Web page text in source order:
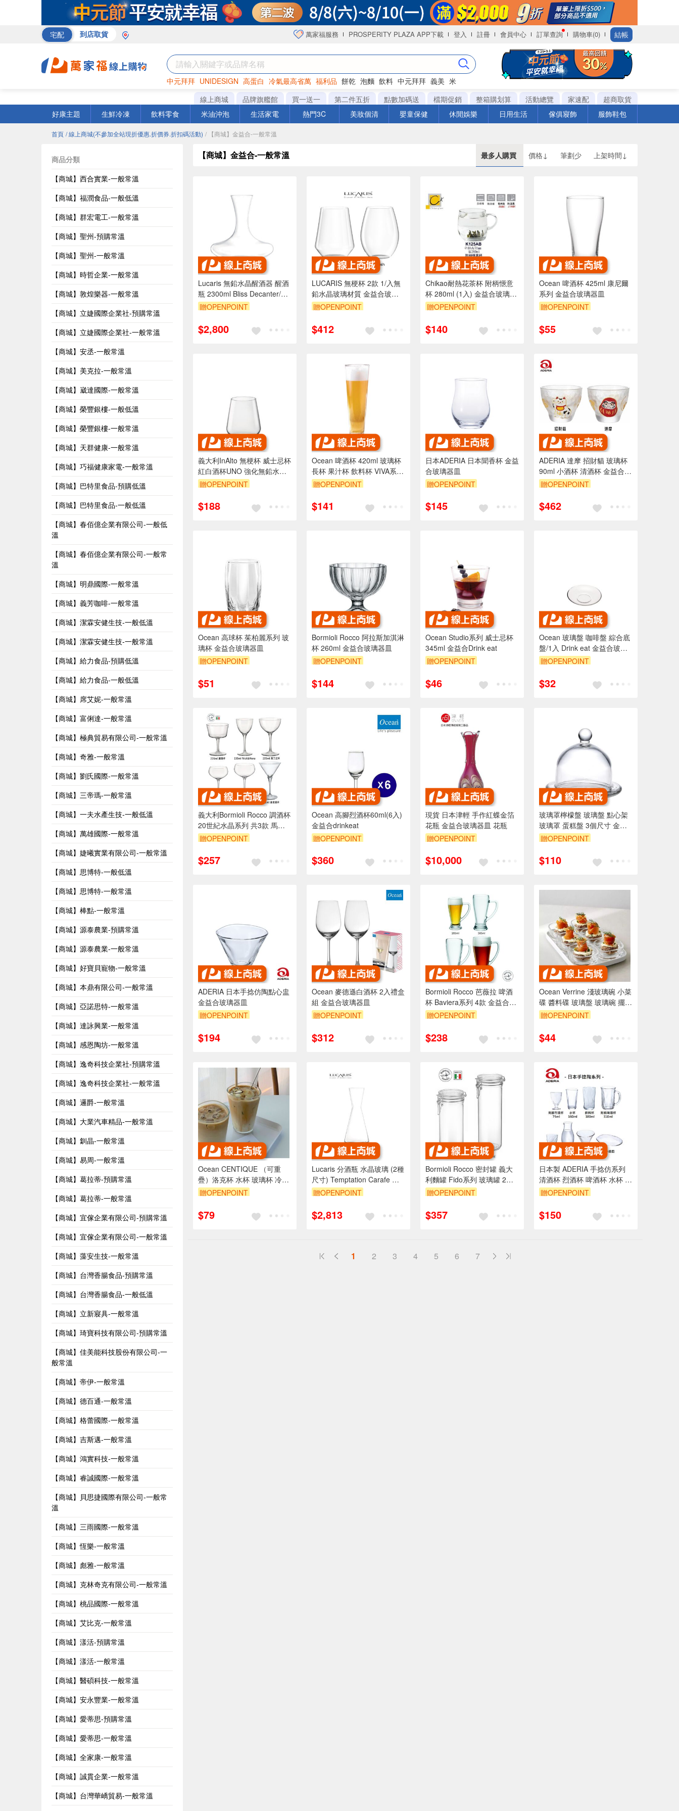
宅配 到店取貨 萬家福服務 PROSPERITY PLAZA APP下載 登入 註冊 會員中心 訂單查詢 購物車(0) 結帳
中元拜拜 UNIDESIGN 高蛋白 冷氣最高省萬 福利品 餅乾 泡麵 飲料 中元拜拜 義美 米
罐頭 咖啡 海苔
線上商城 品牌旗艦館 買一送一 第二件五折 點數加碼送 檔期促銷 整箱購划算 活動總覽 家速配
超商取貨
好康主題
生鮮冷凍 飲料零食 米油沖泡 生活家電 熱門3C 美妝個清 嬰童保健 休閒娛樂 日用生活 傢俱寢飾 服飾鞋包
首頁 / 線上商城(不參加全站現折優惠.折價券.折扣碼活動) / 【商城】金益合-一般常溫
商品分類
【商城】西合實業-一般常溫
【商城】福潤食品-一般低溫
【商城】群宏電工-一般常溫
【商城】聖州-預購常溫
【商城】聖州-一般常溫
【商城】時哲企業-一般常溫
【商城】敦煌樂器-一般常溫
【商城】立婕國際企業社-預購常溫
【商城】立婕國際企業社-一般常溫
【商城】安丞-一般常溫
【商城】美克拉-一般常溫
【商城】崴達國際-一般常溫
【商城】榮豐銀樓-一般低溫
【商城】榮豐銀樓-一般常溫
【商城】天群健康-一般常溫
【商城】巧福健康家電-一般常溫
【商城】巴特里食品-預購低溫
【商城】巴特里食品-一般低溫
【商城】春佰億企業有限公司-一般低
溫
【商城】春佰億企業有限公司-一般常
溫
【商城】明鼎國際-一般常溫
【商城】義芳咖啡-一般常溫
【商城】潔霖安健生技-一般低溫
【商城】潔霖安健生技-一般常溫
【商城】給力食品-預購低溫
【商城】給力食品-一般低溫
【商城】席艾妮-一般常溫
【商城】富俐達-一般常溫
【商城】極典貿易有限公司-一般常溫
【商城】奇雅-一般常溫
【商城】劉氏國際-一般常溫
【商城】三帝瑪-一般常溫
【商城】一夫水產生技-一般低溫
【商城】萬雄國際-一般常溫
【商城】婕曦實業有限公司-一般常溫
【商城】思博特-一般低溫
【商城】思博特-一般常溫
【商城】棒點-一般常溫
【商城】源泰農業-預購常溫
【商城】源泰農業-一般常溫
【商城】好寶貝寵物-一般常溫
【商城】本鼎有限公司-一般常溫
【商城】亞諾思特-一般常溫
【商城】達詠興業-一般常溫
【商城】感恩陶坊-一般常溫
【商城】逸奇科技企業社-預購常溫
【商城】逸奇科技企業社-一般常溫
【商城】邏爵-一般常溫
【商城】大業汽車精品-一般常溫
【商城】釧晶-一般常溫
【商城】易周-一般常溫
【商城】葛拉蒂-預購常溫
【商城】葛拉蒂-一般常溫
【商城】宜傢企業有限公司-預購常溫
【商城】宜傢企業有限公司-一般常溫
【商城】藻安生技-一般常溫
【商城】台灣香腸食品-預購常溫
【商城】台灣香腸食品-一般低溫
【商城】立新寢具-一般常溫
【商城】琦寶科技有限公司-預購常溫
【商城】佳美能科技股份有限公司-一
般常溫
【商城】帝伊-一般常溫
【商城】德百通-一般常溫
【商城】格蕾國際-一般常溫
【商城】吉斯邁-一般常溫
【商城】鴻實科技-一般常溫
【商城】睿誠國際-一般常溫
【商城】貝思捷國際有限公司-一般常
溫
【商城】三雨國際-一般常溫
【商城】恆樂-一般常溫
【商城】彪雅-一般常溫
【商城】克林奇克有限公司-一般常溫
【商城】桃品國際-一般常溫
【商城】艾比克-一般常溫
【商城】漾活-預購常溫
【商城】漾活-一般常溫
【商城】醫碩科技-一般常溫
【商城】安永豐業-一般常溫
【商城】愛蒂思-預購常溫
【商城】愛蒂思-一般常溫
【商城】全家康-一般常溫
【商城】誠貫企業-一般常溫
【商城】台灣華嶠貿易-一般常溫
【商城】金益合-一般常溫 最多人購買 價格↓ 筆劃少 上架時間↓
Lucaris 無鉛水晶醒酒器 醒酒
瓶 2300ml Bliss Decanter/L
金益合玻璃器皿
贈OPENPOINT
$2,800
LUCARIS 無梗杯 2款 1/入無
鉛水晶玻璃材質 金益合玻璃
器皿
贈OPENPOINT
$412
Chikao耐熱花茶杯 附柄愜意
杯 280ml (1入) 金益合玻璃器
皿
贈OPENPOINT
$140
Ocean 啤酒杯 425ml 康尼爾
系列 金益合玻璃器皿
贈OPENPOINT
$55
義大利InAlto 無梗杯 威士忌杯
紅白酒杯UNO 強化無鉛水晶
340ml 金益合玻璃器皿
贈OPENPOINT
$188
Ocean 啤酒杯 420ml 玻璃杯
長杯 果汁杯 飲料杯 VIVA系列
金益合玻璃器皿
贈OPENPOINT
$141
日本ADERIA 日本聞香杯 金益
合玻璃器皿
贈OPENPOINT
$145
ADERIA 達摩 招財貓 玻璃杯
90ml 小酒杯 清酒杯 金益合玻
璃器皿
贈OPENPOINT
$462
Ocean 高球杯 茱柏麗系列 玻
璃杯 金益合玻璃器皿
贈OPENPOINT
$51
Bormioli Rocco 阿拉斯加淇淋
杯 260ml 金益合玻璃器皿
贈OPENPOINT
$144
Ocean Studio系列 威士忌杯
345ml 金益合Drink eat
贈OPENPOINT
$46
Ocean 玻璃盤 咖啡盤 綜合底
盤/1入 Drink eat 金益合玻璃
器皿
贈OPENPOINT
$32
義大利Bormioli Rocco 調酒杯
20世紀水晶系列 共3款 馬丁
尼杯 尼克諾拉 Fizz費士
贈OPENPOINT
$257
Ocean 高腳烈酒杯60ml(6入)
金益合drinkeat
贈OPENPOINT
$360
現貨 日本津輕 手作紅蝶金箔
花瓶 金益合玻璃器皿 花瓶
贈OPENPOINT
$10,000
玻璃罩檸檬盤 玻璃盤 點心架
玻璃罩 蛋糕盤 3個尺寸 金益
合玻璃器皿
贈OPENPOINT
$110
ADERIA 日本手捻仿陶點心盅
金益合玻璃器皿
贈OPENPOINT
$194
Ocean 麥德遜白酒杯 2入禮盒
組 金益合玻璃器皿
贈OPENPOINT
$312
Bormioli Rocco 芭薇拉 啤酒
杯 Baviera系列 4款 金益合玻
璃器皿
贈OPENPOINT
$238
Ocean Verrine 淺玻璃碗 小菜
碟 醬料碟 玻璃盤 玻璃碗 擺盤
共三款 金益合
贈OPENPOINT
$44
Ocean CENTIQUE （可重
疊）洛克杯 水杯 玻璃杯 冷飲
杯 飲料杯 Drinkeat金益合
贈OPENPOINT
$79
Lucaris 分酒瓶 水晶玻璃 (2種
尺寸) Temptation Carafe 金
益合玻璃器皿
贈OPENPOINT
$2,813
Bormioli Rocco 密封罐 義大
利麵罐 Fido系列 玻璃罐 2種
尺寸 金益合Drink eat
贈OPENPOINT
$357
日本製 ADERIA 手捻仿系列
清酒杯 烈酒杯 啤酒杯 水杯 清
酒壺 小菜碟 共8款 金益合玻
贈OPENPOINT
$150
1 2 3 4 5 6 7